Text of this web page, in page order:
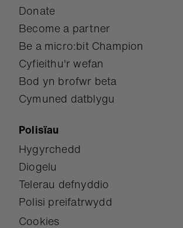
Donate
Become a partner
Be a micro:bit Champion
Cyfieithu'r wefan
Bod yn brofwr beta
Cymuned datblygu
Polisïau
Hygyrchedd
Diogelu
Telerau defnyddio
Polisi preifatrwydd
Cookies